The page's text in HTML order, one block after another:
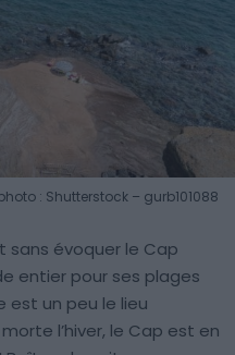
: Shutterstock – gurb101088
sans évoquer le Cap
entier pour ses plages
est un peu le lieu
l’hiver, le Cap est en